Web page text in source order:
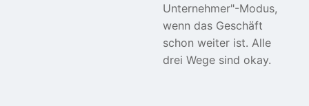
Unternehmer"-Modus,
wenn das Geschäft
schon weiter ist. Alle
drei Wege sind okay.